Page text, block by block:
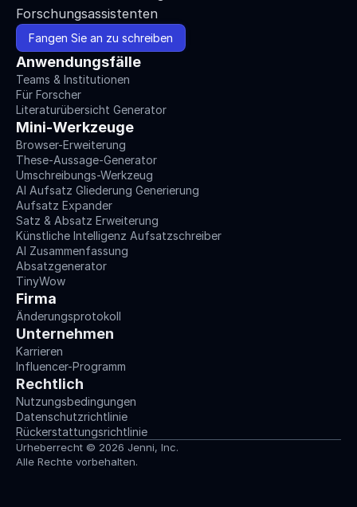
Forschungsassistenten
Fangen Sie an zu schreiben
Anwendungsfälle
Teams & Institutionen
Für Forscher
Literaturübersicht Generator
Mini-Werkzeuge
Browser-Erweiterung
These-Aussage-Generator
Umschreibungs-Werkzeug
AI Aufsatz Gliederung Generierung
Aufsatz Expander
Satz & Absatz Erweiterung
Künstliche Intelligenz Aufsatzschreiber
AI Zusammenfassung
Absatzgenerator
TinyWow
Firma
Änderungsprotokoll
Unternehmen
Karrieren
Influencer-Programm
Rechtlich
Nutzungsbedingungen
Datenschutzrichtlinie
Rückerstattungsrichtlinie
Urheberrecht © 2026 Jenni, Inc.
Alle Rechte vorbehalten.